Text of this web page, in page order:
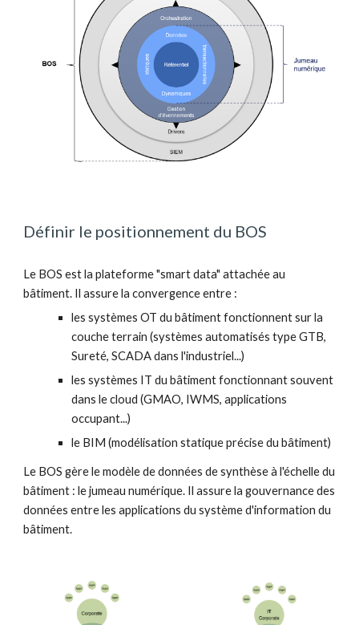
Définir le positionnement du BOS
Le BOS est la plateforme "smart data" attachée au
bâtiment. Il assure la convergence entre :
les systèmes OT du bâtiment fonctionnent sur la
couche terrain (systèmes automatisés type GTB,
Sureté, SCADA dans l'industriel...)
les systèmes IT du bâtiment fonctionnant souvent
dans le cloud (GMAO, IWMS, applications
occupant...)
le BIM (modélisation statique précise du bâtiment)
Le BOS gère le modèle de données de synthèse à l'échelle du
bâtiment : le jumeau numérique. Il assure la gouvernance des
données entre les applications du système d'information du
bâtiment.